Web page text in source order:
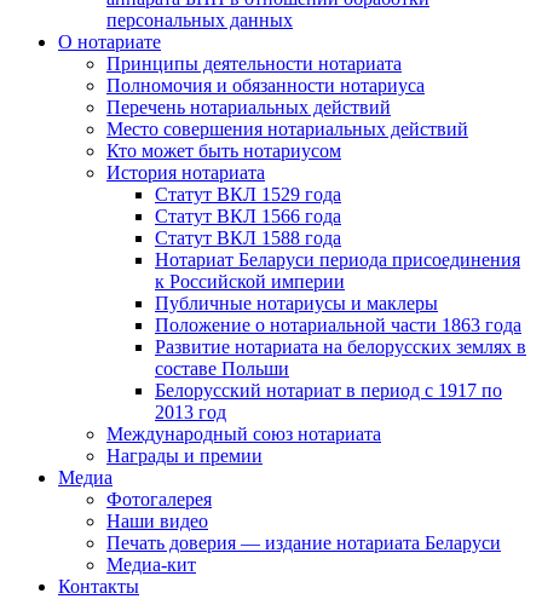
персональных данных
О нотариате
Принципы деятельности нотариата
Полномочия и обязанности нотариуса
Перечень нотариальных действий
Место совершения нотариальных действий
Кто может быть нотариусом
История нотариата
Статут ВКЛ 1529 года
Статут ВКЛ 1566 года
Статут ВКЛ 1588 года
Нотариат Беларуси периода присоединения
к Российской империи
Публичные нотариусы и маклеры
Положение о нотариальной части 1863 года
Развитие нотариата на белорусских землях в
составе Польши
Белорусский нотариат в период с 1917 по
2013 год
Международный союз нотариата
Награды и премии
Медиа
Фотогалерея
Наши видео
Печать доверия — издание нотариата Беларуси
Медиа-кит
Контакты